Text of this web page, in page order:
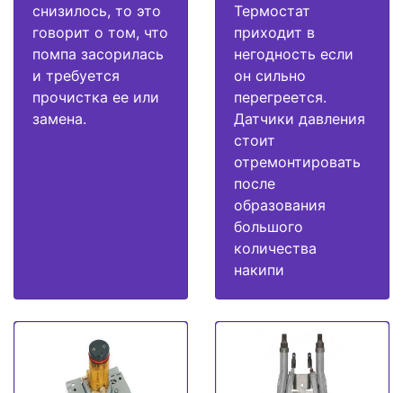
снизилось, то это
говорит о том, что
помпа засорилась
и требуется
прочистка ее или
замена.
Термостат
приходит в
негодность если
он сильно
перегреется.
Датчики давления
стоит
отремонтировать
после
образования
большого
количества
накипи